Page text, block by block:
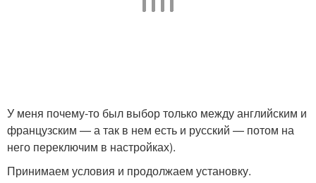
У меня почему-то был выбор только между английским и
французским — а так в нем есть и русский — потом на
него переключим в настройках).
Принимаем условия и продолжаем установку.